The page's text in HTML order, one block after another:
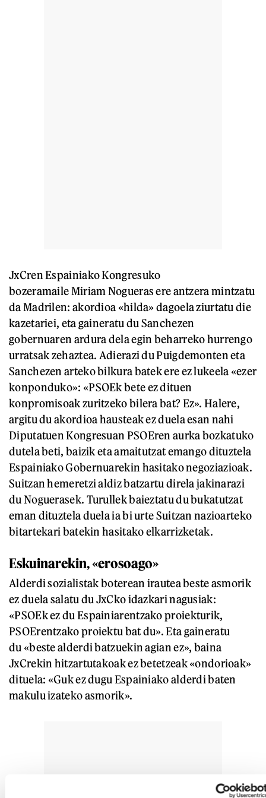
JxCren Espainiako Kongresuko
bozeramaile Miriam Nogueras ere antzera mintzatu
da Madrilen: akordioa «hilda» dagoela ziurtatu die
kazetariei, eta gaineratu du Sanchezen
gobernuaren ardura dela egin beharreko hurrengo
urratsak zehaztea. Adierazi du Puigdemonten eta
Sanchezen arteko bilkura batek ere ez lukeela «ezer
konponduko»: «PSOEk bete ez dituen
konpromisoak zuritzeko bilera bat? Ez». Halere,
argitu du akordioa hausteak ez duela esan nahi
Diputatuen Kongresuan PSOEren aurka bozkatuko
dutela beti, baizik eta amaitutzat emango dituztela
Espainiako Gobernuarekin hasitako negoziazioak.
Suitzan hemeretzi aldiz batzartu direla jakinarazi
du Noguerasek. Turullek baieztatu du bukatutzat
eman dituztela duela ia bi urte Suitzan nazioarteko
bitartekari batekin hasitako elkarrizketak.
Eskuinarekin, «erosoago»
Alderdi sozialistak boterean irautea beste asmorik
ez duela salatu du JxCko idazkari nagusiak:
«PSOEk ez du Espainiarentzako proiekturik,
PSOErentzako proiektu bat du». Eta gaineratu
du «beste alderdi batzuekin agian ez», baina
JxCrekin hitzartutakoak ez betetzeak «ondorioak»
dituela: «Guk ez dugu Espainiako alderdi baten
makulu izateko asmorik».